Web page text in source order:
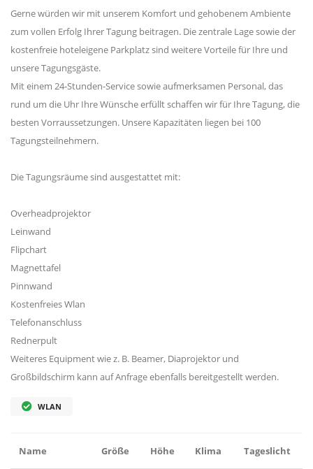
Gerne würden wir mit unserem Komfort und gehobenem Ambiente
zum vollen Erfolg Ihrer Tagung beitragen. Die zentrale Lage sowie der
kostenfreie hoteleigene Parkplatz sind weitere Vorteile für Ihre und
unsere Tagungsgäste.
Mit einem 24-Stunden-Service sowie aufmerksamen Personal, das
rund um die Uhr Ihre Wünsche erfüllt schaffen wir für Ihre Tagung, die
besten Vorraussetzungen. Unsere Kapazitäten liegen bei 100
Tagungsteilnehmern.
Die Tagungsräume sind ausgestattet mit:
Overheadprojektor
Leinwand
Flipchart
Magnettafel
Pinnwand
Kostenfreies Wlan
Telefonanschluss
Rednerpult
Weiteres Equipment wie z. B. Beamer, Diaprojektor und
Großbildschirm kann auf Anfrage ebenfalls bereitgestellt werden.
WLAN
Name Größe Höhe Klima Tageslicht